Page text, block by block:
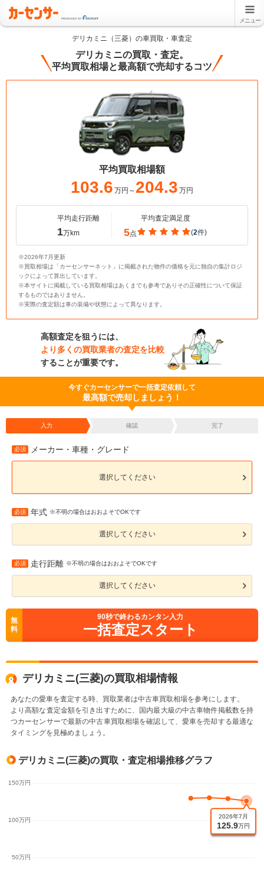
メニュー
デリカミニ（三菱）の車買取・車査定
デリカミニの買取・査定。
平均買取相場と最高額で売却するコツ
平均買取相場額
103.6 万円～ 204.3 万円
平均走行距離
1万km
平均査定満足度
5点 (2件)
※2026年7月更新
※買取相場は「カーセンサーネット」に掲載された物件の価格を元に独自の集計ロジ
ックによって算出しています。
※本サイトに掲載している買取相場はあくまでも参考でありその正確性について保証
するものではありません。
※実際の査定額は車の装備や状態によって異なります。
高額査定を狙うには、
より多くの買取業者の査定を比較
することが重要です。
今すぐカーセンサーで一括査定依頼して
最高額で売却しましょう！
入力 確認 完了
必須 メーカー・車種・グレード
選択してください
必須 年式 ※不明の場合はおおよそでOKです
選択してください
必須 走行距離 ※不明の場合はおおよそでOKです
選択してください
無
料
90秒で終わるカンタン入力
一括査定スタート
デリカミニ(三菱)の買取相場情報
あなたの愛車を査定する時、買取業者は中古車買取相場を参考にします。
より高額な査定金額を引き出すために、国内最大級の中古車物件掲載数を持
つカーセンサーで最新の中古車買取相場を確認して、愛車を売却する最適な
タイミングを見極めましょう。
デリカミニ(三菱)の買取・査定相場推移グラフ